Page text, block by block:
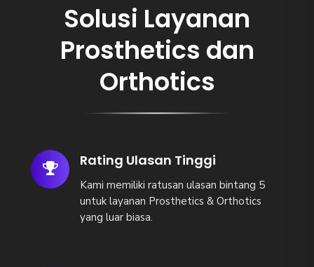
Solusi Layanan
Prosthetics dan
Orthotics
Rating Ulasan Tinggi
Kami memiliki ratusan ulasan bintang 5
untuk layanan Prosthetics & Orthotics
yang luar biasa.